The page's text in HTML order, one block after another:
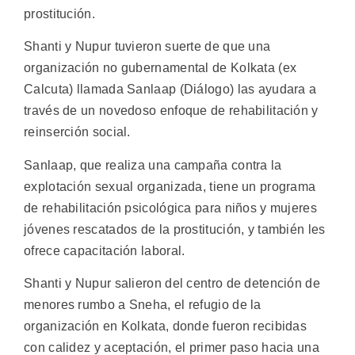
prostitución.
Shanti y Nupur tuvieron suerte de que una
organización no gubernamental de Kolkata (ex
Calcuta) llamada Sanlaap (Diálogo) las ayudara a
través de un novedoso enfoque de rehabilitación y
reinserción social.
Sanlaap, que realiza una campaña contra la
explotación sexual organizada, tiene un programa
de rehabilitación psicológica para niños y mujeres
jóvenes rescatados de la prostitución, y también les
ofrece capacitación laboral.
Shanti y Nupur salieron del centro de detención de
menores rumbo a Sneha, el refugio de la
organización en Kolkata, donde fueron recibidas
con calidez y aceptación, el primer paso hacia una